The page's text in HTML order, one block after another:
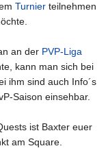
Turnierteilnehmen
an der PVP-Liga
kann man sich bei
ihm sind auch Info´s
Saison einsehbar.
ist Baxter euer
am Square.